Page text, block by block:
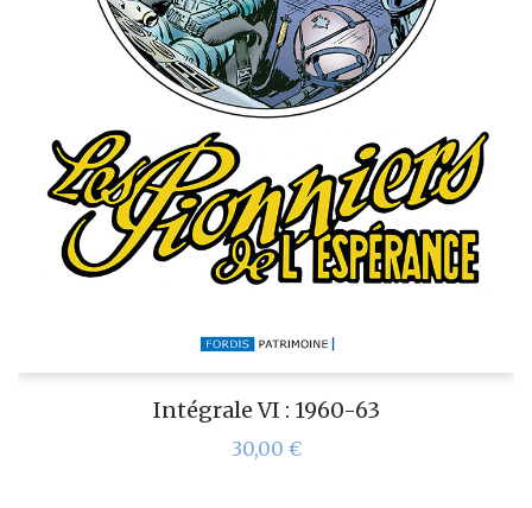
Intégrale VI : 1960-63
30,00 €